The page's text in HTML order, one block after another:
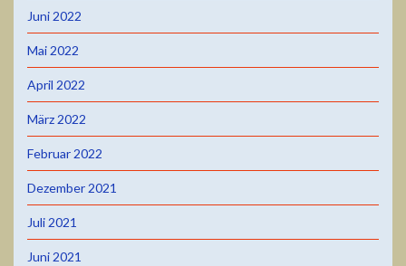
Juni 2022
Mai 2022
April 2022
März 2022
Februar 2022
Dezember 2021
Juli 2021
Juni 2021